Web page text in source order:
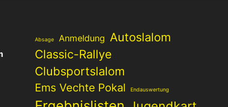
Absage Anmeldung Autoslalom
Classic-Rallye
Clubsportslalom
Ems Vechte Pokal Endauswertung